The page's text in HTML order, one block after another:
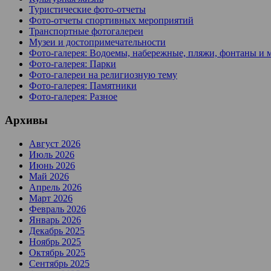
Туристические фото-отчеты
Фото-отчеты спортивных мероприятий
Транспортные фотогалереи
Музеи и достопримечательности
Фото-галерея: Водоемы, набережные, пляжи, фонтаны и
Фото-галерея: Парки
Фото-галереи на религиозную тему
Фото-галерея: Памятники
Фото-галерея: Разное
Архивы
Август 2026
Июль 2026
Июнь 2026
Май 2026
Апрель 2026
Март 2026
Февраль 2026
Январь 2026
Декабрь 2025
Ноябрь 2025
Октябрь 2025
Сентябрь 2025